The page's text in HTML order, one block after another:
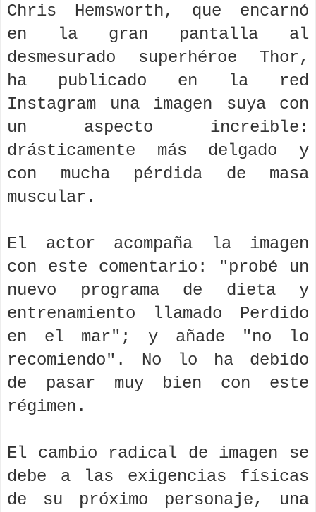
Chris Hemsworth, que encarnó
en la gran pantalla al
desmesurado superhéroe Thor,
ha publicado en la red
Instagram una imagen suya con
un aspecto increible:
drásticamente más delgado y
con mucha pérdida de masa
muscular.
El actor acompaña la imagen
con este comentario: "probé un
nuevo programa de dieta y
entrenamiento llamado Perdido
en el mar"; y añade "no lo
recomiendo". No lo ha debido
de pasar muy bien con este
régimen.
El cambio radical de imagen se
debe a las exigencias físicas
de su próximo personaje, una